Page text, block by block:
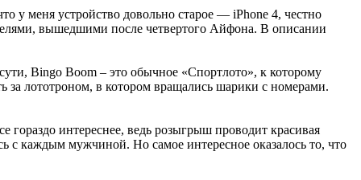
у меня устройство довольно старое — iPhone 4, честно
вышедшими после четвертого Айфона. В описании
Bingo Boom – это обычное «Спортлото», к которому
за лототроном, в котором вращались шарики с номерами.
интереснее, ведь розыгрыш проводит красивая
с каждым мужчиной. Но самое интересное оказалось то, что